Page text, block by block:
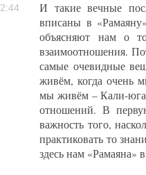
И такие вечные
вписаны в
объясняют нам о
взаимоотношения.
самые очевидные
живём, когда очень
мы живём – Кали-юга,
отношений. В
важность того,
практиковать то
здесь нам «Рамаяна»